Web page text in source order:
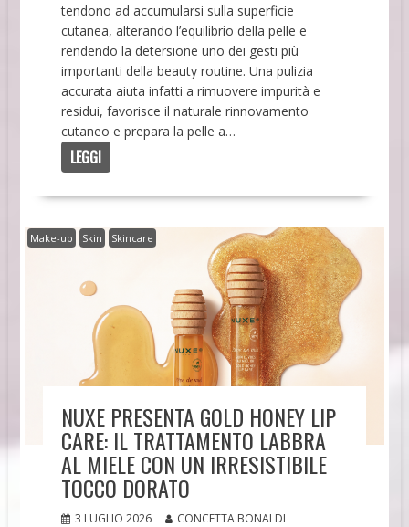
tendono ad accumularsi sulla superficie
cutanea, alterando l’equilibrio della pelle e
rendendo la detersione uno dei gesti più
importanti della beauty routine. Una pulizia
accurata aiuta infatti a rimuovere impurità e
residui, favorisce il naturale rinnovamento
cutaneo e prepara la pelle a…
LEGGI
Make-up Skin Skincare
NUXE PRESENTA GOLD HONEY LIP
CARE: IL TRATTAMENTO LABBRA
AL MIELE CON UN IRRESISTIBILE
TOCCO DORATO
3 LUGLIO 2026
CONCETTA BONALDI